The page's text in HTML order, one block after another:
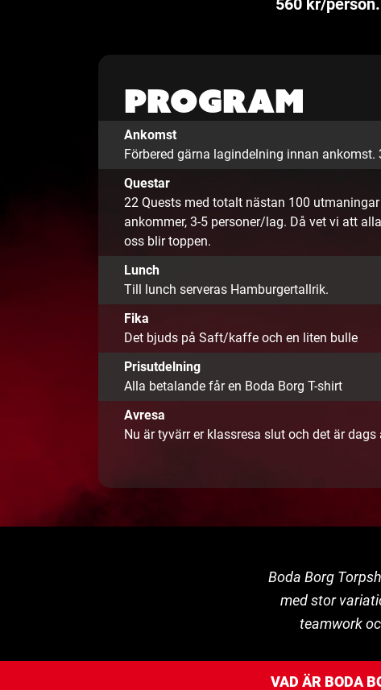
560 kr/person.
Program
Ankomst
Förbered gärna lagindelning innan
Questar
22 Quests med totalt nästan 100
ankommer, 3-5 personer/lag. Då vet vi att
oss blir toppen.
Lunch
Till lunch serveras Hamburgertallrik.
Fika
Det bjuds på Saft/kaffe och en liten bulle
Prisutdelning
Alla betalande får en Boda Borg T-shirt
Avresa
Nu är tyvärr er klassresa slut och det är
Boda Borg
med stor
teamwork
VAD ÄR BODA